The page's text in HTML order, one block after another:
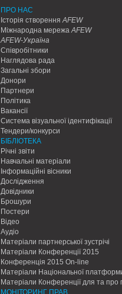
ПРО НАС
Історія створення AFEW
Міжнародна мережа AFEW
AFEW-Україна
Співробітники
Наглядова рада
Загальні збори
Донори
Партнери
Політика
Вакансії
Система візуальної ідентифікації
Тендери/конкурси
БІБЛІОТЕКА
Річні звіти
Навчальні матеріали
Інформаційні вісники
Дослідження
Довідники
Брошури
Постери
Відео
Аудіо
Матеріали партнерської зустрічі
Матеріали Конференції 2015
Конференція 2015 On-line
Матеріали Національної
Матеріали Конференції для та про
МОНІТОРИНГ ПРАВ